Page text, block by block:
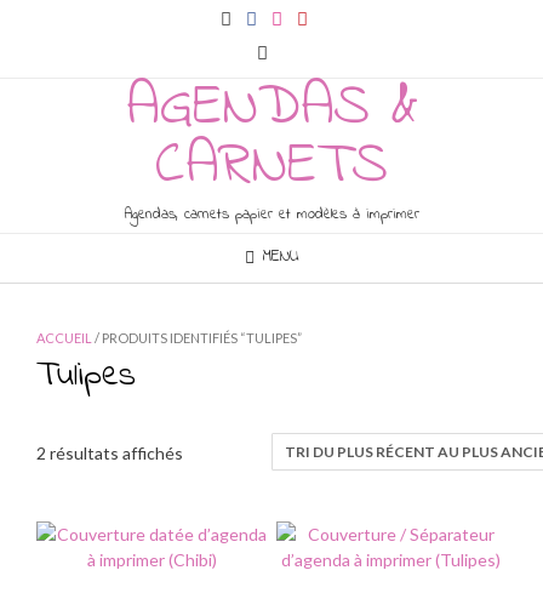
AGENDAS &
CARNETS
Agendas, carnets papier et modèles à imprimer
MENU
ACCUEIL / PRODUITS IDENTIFIÉS “TULIPES”
Tulipes
2 résultats affichés
récent
au